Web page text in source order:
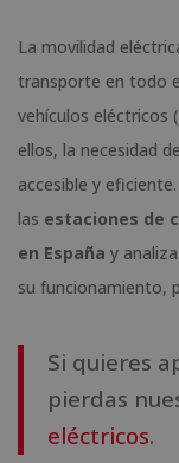
La movilidad
transporte en todo
vehículos eléctricos
ellos, la necesidad
accesible y
las estaciones de
en España y
su funcionamiento,
Si quieres
pierdas
eléctricos.